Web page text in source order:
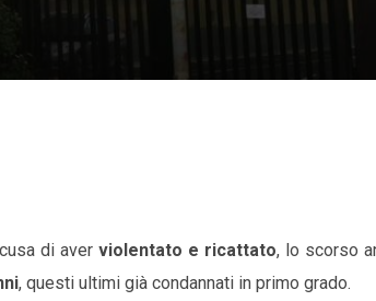
di aver violentato e ricattato, lo scorso
, questi ultimi già condannati in primo grado.